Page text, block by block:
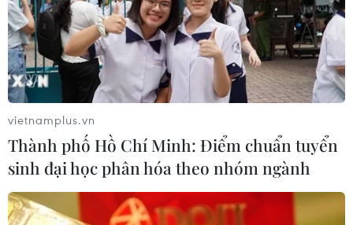
vietnamplus.vn
Thành phố Hồ Chí Minh: Điểm chuẩn tuyển
sinh đại học phân hóa theo nhóm ngành